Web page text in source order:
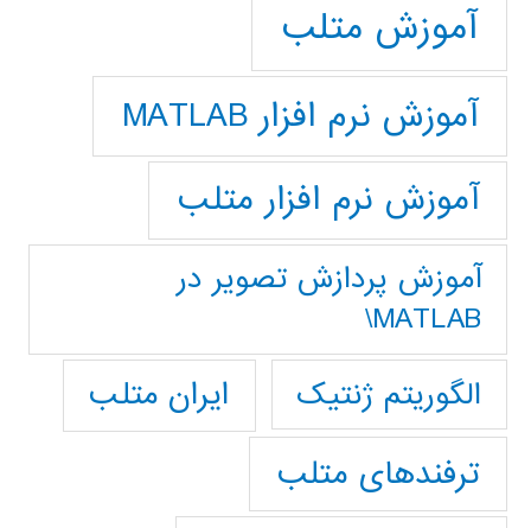
آموزش متلب
آموزش نرم افزار MATLAB
آموزش نرم افزار متلب
آموزش پردازش تصوير در
MATLAB\
الگوریتم ژنتیک
ایران متلب
ترفندهای متلب